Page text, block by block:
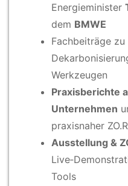
Energieminister
dem BMWE
Fachbeiträge zu
Werkzeugen
Praxisberichte
Unternehmen
praxisnaher
Ausstellung &
Tools